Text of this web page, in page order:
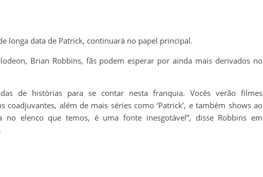
longa data de Patrick, continuará no papel principal.
Brian Robbins, fãs podem esperar por ainda mais derivados no
de histórias para se contar nesta franquia. Vocês verão filmes
coadjuvantes, além de mais séries como ‘Patrick’, e também shows ao
no elenco que temos, é uma fonte inesgotável”, disse Robbins em